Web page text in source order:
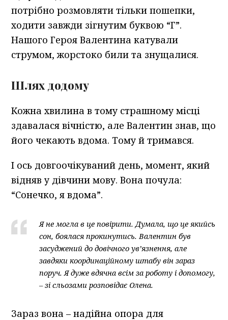
потрібно розмовляти тільки пошепки,
ходити завжди зігнутим буквою “Г”.
Нашого Героя Валентина катували
струмом, жорстоко били та знущалися.
Шлях додому
Кожна хвилина в тому страшному місці
здавалася вічністю, але Валентин знав, що
його чекають вдома. Тому й тримався.
І ось довгоочікуваний день, момент, який
відняв у дівчини мову. Вона почула:
“Сонечко, я вдома”.
Я не могла в це повірити. Думала, що це якийсь
сон, боялася прокинутись. Валентин був
засуджений до довічного ув’язнення, але
завдяки координаційному штабу він зараз
поруч. Я дуже вдячна всім за роботу і допомогу,
– зі сльозами розповідає Олена.
Зараз вона – надійна опора для